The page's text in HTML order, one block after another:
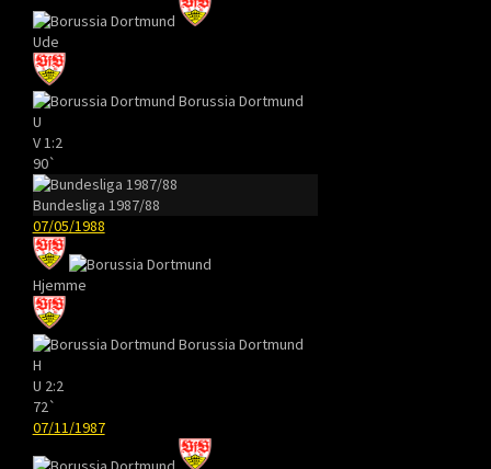
Ude
Borussia Dortmund
U
V 1:2
90`
Bundesliga 1987/88
07/05/1988
Hjemme
Borussia Dortmund
H
U 2:2
72`
07/11/1987